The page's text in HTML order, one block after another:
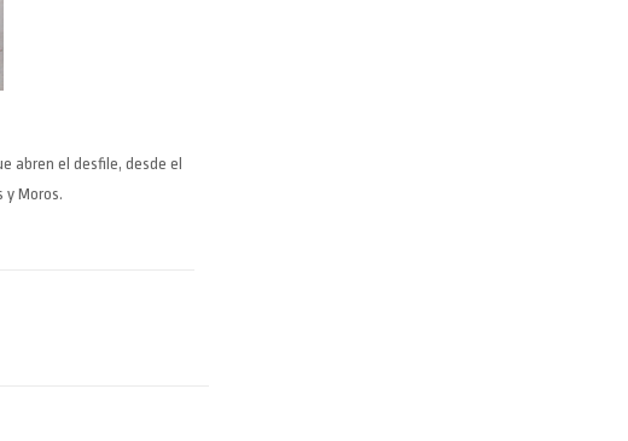
abren el desfile, desde el
y Moros.